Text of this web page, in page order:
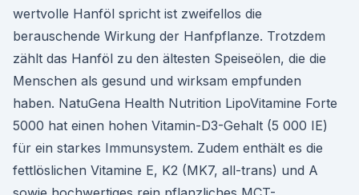
wertvolle Hanföl spricht ist zweifellos die
berauschende Wirkung der Hanfpflanze. Trotzdem
zählt das Hanföl zu den ältesten Speiseölen, die die
Menschen als gesund und wirksam empfunden
haben. NatuGena Health Nutrition LipoVitamine Forte
5000 hat einen hohen Vitamin-D3-Gehalt (5 000 IE)
für ein starkes Immunsystem. Zudem enthält es die
fettlöslichen Vitamine E, K2 (MK7, all-trans) und A